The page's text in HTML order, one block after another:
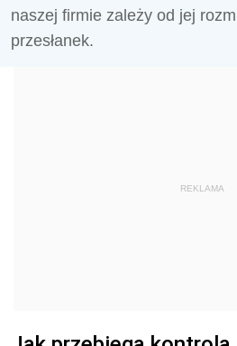
naszej firmie zależy od jej
przesłanek.
REKLAMA